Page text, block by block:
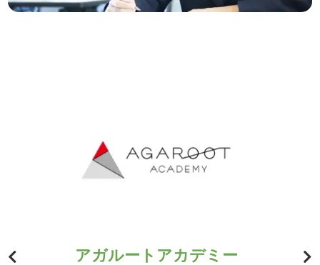
アガルートアカデミー